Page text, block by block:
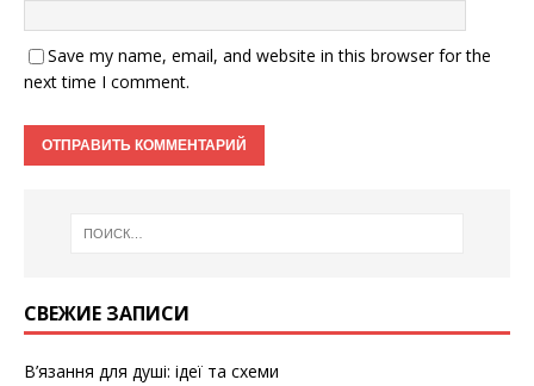
Save my name, email, and website in this browser for the
next time I comment.
СВЕЖИЕ ЗАПИСИ
В’язання для душі: ідеї та схеми